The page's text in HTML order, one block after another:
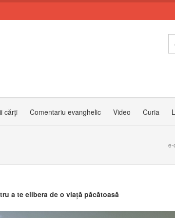
cărți Comentariu evanghelic Video Curia
e-
a te elibera de o viață păcătoasă